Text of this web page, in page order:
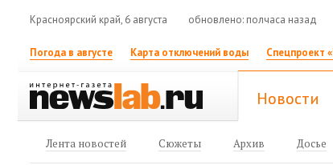
Красноярский край, 6 августа обновлено: полчаса назад
Погода в августе Карта отключений воды Спецпроект
Новости
Лента новостей Сюжеты Архив Досье